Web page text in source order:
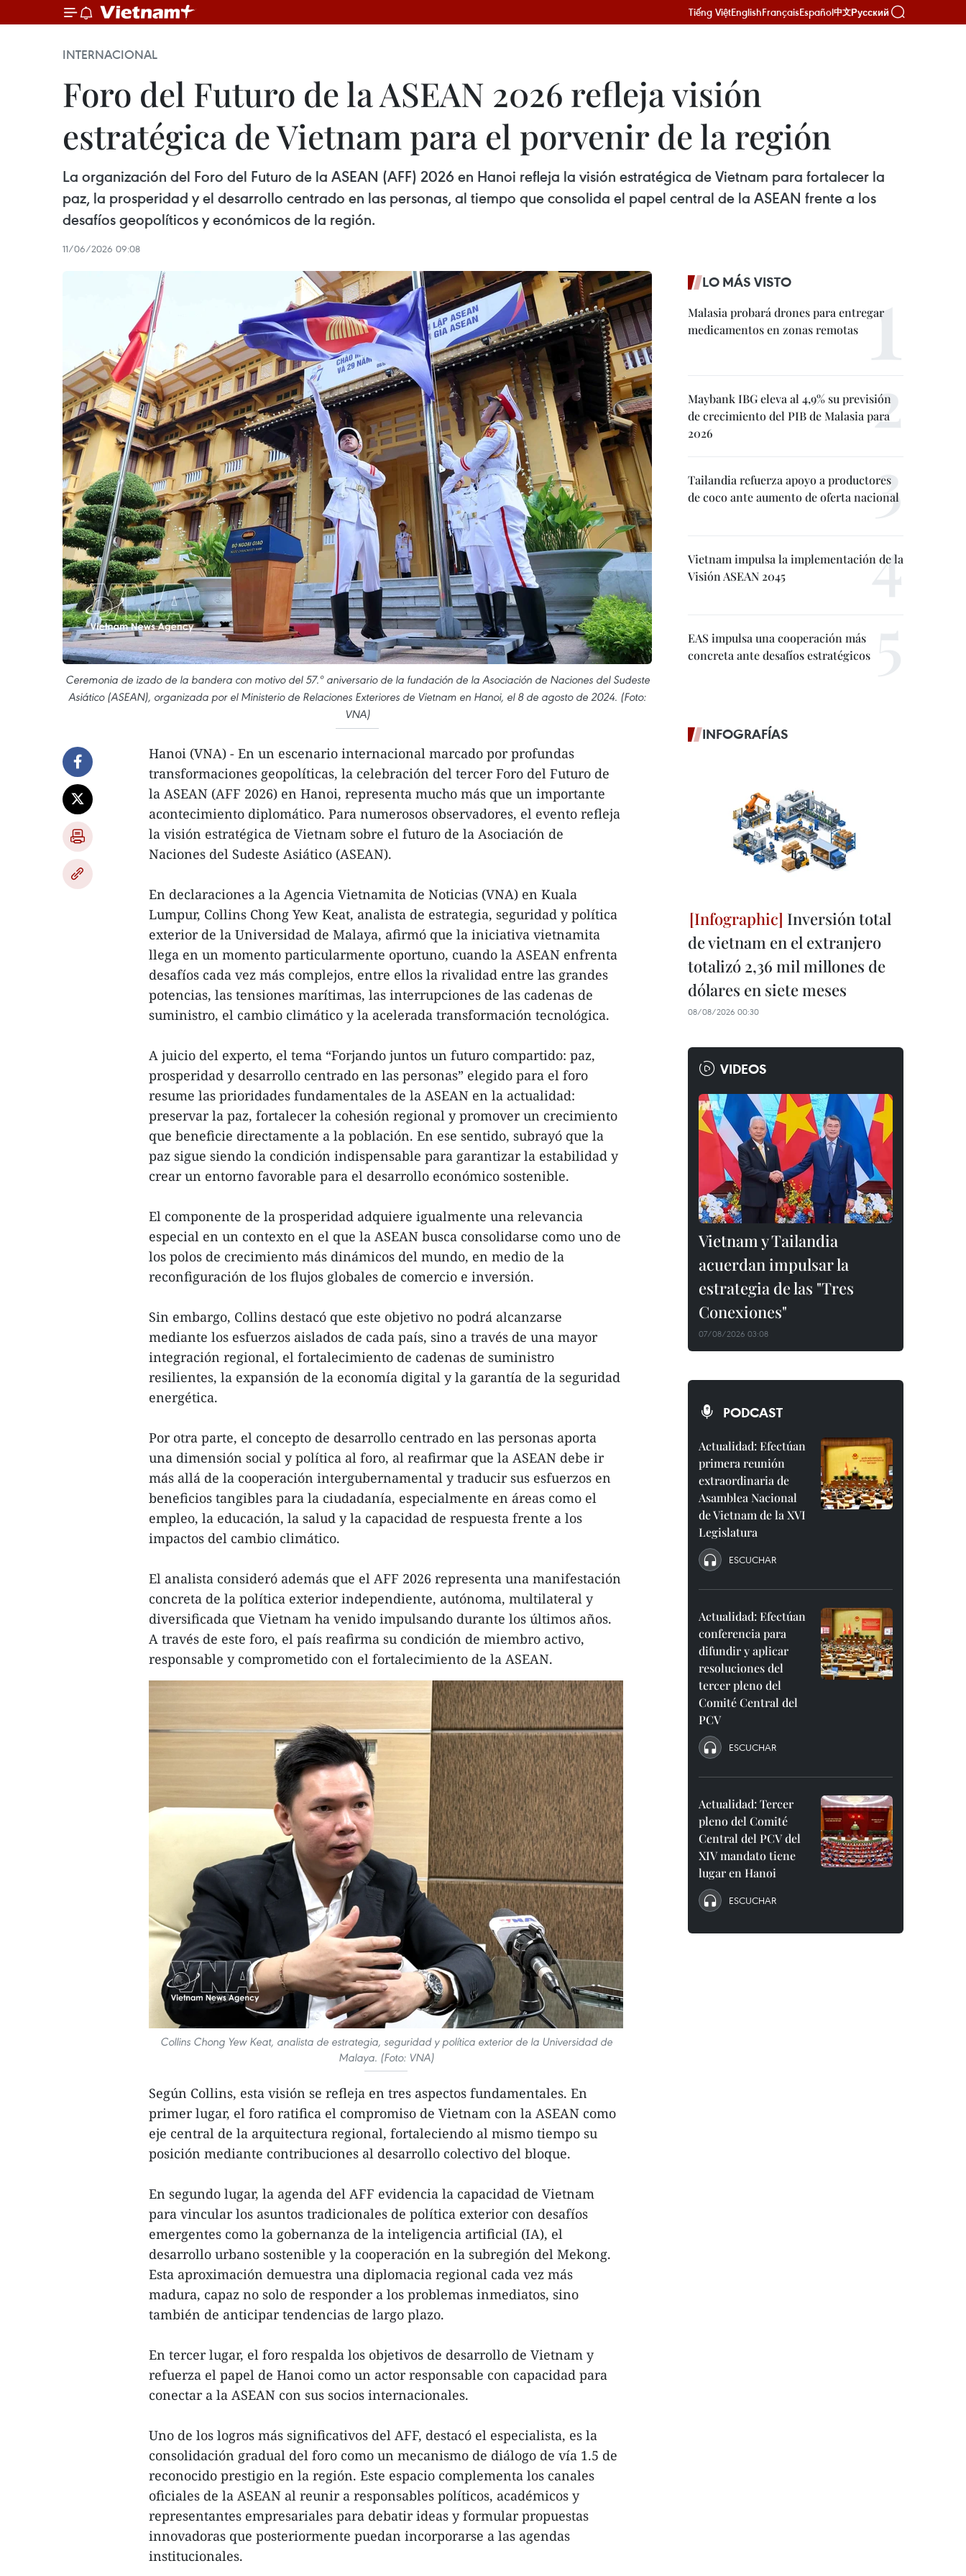
Tiếng ViệtEnglishFrançaisEspañol中文Русский
INTERNACIONAL
Foro del Futuro de la ASEAN 2026 refleja visión
estratégica de Vietnam para el porvenir de la región
La organización del Foro del Futuro de la ASEAN (AFF) 2026 en Hanoi refleja la visión estratégica de Vietnam para fortalecer la
paz, la prosperidad y el desarrollo centrado en las personas, al tiempo que consolida el papel central de la ASEAN frente a los
desafíos geopolíticos y económicos de la región.
11/06/2026 09:08
Ceremonia de izado de la bandera con motivo del 57.º aniversario de la fundación de la Asociación de Naciones del Sudeste
Asiático (ASEAN), organizada por el Ministerio de Relaciones Exteriores de Vietnam en Hanoi, el 8 de agosto de 2024. (Foto:
VNA)
Hanoi (VNA) - En un escenario internacional marcado por profundas
transformaciones geopolíticas, la celebración del tercer Foro del Futuro de
la ASEAN (AFF 2026) en Hanoi, representa mucho más que un importante
acontecimiento diplomático. Para numerosos observadores, el evento refleja
la visión estratégica de Vietnam sobre el futuro de la Asociación de
Naciones del Sudeste Asiático (ASEAN).
En declaraciones a la Agencia Vietnamita de Noticias (VNA) en Kuala
Lumpur, Collins Chong Yew Keat, analista de estrategia, seguridad y política
exterior de la Universidad de Malaya, afirmó que la iniciativa vietnamita
llega en un momento particularmente oportuno, cuando la ASEAN enfrenta
desafíos cada vez más complejos, entre ellos la rivalidad entre las grandes
potencias, las tensiones marítimas, las interrupciones de las cadenas de
suministro, el cambio climático y la acelerada transformación tecnológica.
A juicio del experto, el tema “Forjando juntos un futuro compartido: paz,
prosperidad y desarrollo centrado en las personas” elegido para el foro
resume las prioridades fundamentales de la ASEAN en la actualidad:
preservar la paz, fortalecer la cohesión regional y promover un crecimiento
que beneficie directamente a la población. En ese sentido, subrayó que la
paz sigue siendo la condición indispensable para garantizar la estabilidad y
crear un entorno favorable para el desarrollo económico sostenible.
El componente de la prosperidad adquiere igualmente una relevancia
especial en un contexto en el que la ASEAN busca consolidarse como uno de
los polos de crecimiento más dinámicos del mundo, en medio de la
reconfiguración de los flujos globales de comercio e inversión.
Sin embargo, Collins destacó que este objetivo no podrá alcanzarse
mediante los esfuerzos aislados de cada país, sino a través de una mayor
integración regional, el fortalecimiento de cadenas de suministro
resilientes, la expansión de la economía digital y la garantía de la seguridad
energética.
Por otra parte, el concepto de desarrollo centrado en las personas aporta
una dimensión social y política al foro, al reafirmar que la ASEAN debe ir
más allá de la cooperación intergubernamental y traducir sus esfuerzos en
beneficios tangibles para la ciudadanía, especialmente en áreas como el
empleo, la educación, la salud y la capacidad de respuesta frente a los
impactos del cambio climático.
El analista consideró además que el AFF 2026 representa una manifestación
concreta de la política exterior independiente, autónoma, multilateral y
diversificada que Vietnam ha venido impulsando durante los últimos años.
A través de este foro, el país reafirma su condición de miembro activo,
responsable y comprometido con el fortalecimiento de la ASEAN.
Collins Chong Yew Keat, analista de estrategia, seguridad y política exterior de la Universidad de
Malaya. (Foto: VNA)
Según Collins, esta visión se refleja en tres aspectos fundamentales. En
primer lugar, el foro ratifica el compromiso de Vietnam con la ASEAN como
eje central de la arquitectura regional, fortaleciendo al mismo tiempo su
posición mediante contribuciones al desarrollo colectivo del bloque.
En segundo lugar, la agenda del AFF evidencia la capacidad de Vietnam
para vincular los asuntos tradicionales de política exterior con desafíos
emergentes como la gobernanza de la inteligencia artificial (IA), el
desarrollo urbano sostenible y la cooperación en la subregión del Mekong.
Esta aproximación demuestra una diplomacia regional cada vez más
madura, capaz no solo de responder a los problemas inmediatos, sino
también de anticipar tendencias de largo plazo.
En tercer lugar, el foro respalda los objetivos de desarrollo de Vietnam y
refuerza el papel de Hanoi como un actor responsable con capacidad para
conectar a la ASEAN con sus socios internacionales.
Uno de los logros más significativos del AFF, destacó el especialista, es la
consolidación gradual del foro como un mecanismo de diálogo de vía 1.5 de
reconocido prestigio en la región. Este espacio complementa los canales
oficiales de la ASEAN al reunir a responsables políticos, académicos y
representantes empresariales para debatir ideas y formular propuestas
innovadoras que posteriormente puedan incorporarse a las agendas
institucionales.
LO MÁS VISTO
Malasia probará drones para entregar
medicamentos en zonas remotas
Maybank IBG eleva al 4,9% su previsión
de crecimiento del PIB de Malasia para
2026
Tailandia refuerza apoyo a productores
de coco ante aumento de oferta nacional
Vietnam impulsa la implementación de la
Visión ASEAN 2045
EAS impulsa una cooperación más
concreta ante desafíos estratégicos
INFOGRAFÍAS
Inversión total
de vietnam en el extranjero
totalizó 2,36 mil millones de
dólares en siete meses
08/08/2026 00:30
VIDEOS
Vietnam y Tailandia
acuerdan impulsar la
estrategia de las "Tres
Conexiones"
07/08/2026 03:08
PODCAST
Actualidad: Efectúan
primera reunión
extraordinaria de
Asamblea Nacional
de Vietnam de la XVI
Legislatura
ESCUCHAR
Actualidad: Efectúan
conferencia para
difundir y aplicar
resoluciones del
tercer pleno del
Comité Central del
PCV
ESCUCHAR
Actualidad: Tercer
pleno del Comité
Central del PCV del
XIV mandato tiene
lugar en Hanoi
ESCUCHAR